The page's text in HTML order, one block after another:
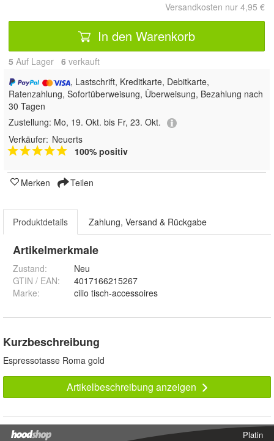
Versandkosten nur 4,95 €
In den Warenkorb
5 Auf Lager 6 verkauft
, Lastschrift, Kreditkarte, Debitkarte,
Ratenzahlung, Sofortüberweisung, Überweisung, Bezahlung nach
30 Tagen
Zustellung: Mo, 19. Okt. bis Fr, 23. Okt.
Verkäufer: Neuerts
100% positiv
Merken Teilen
Produktdetails Zahlung, Versand & Rückgabe
Artikelmerkmale
Zustand:
Neu
GTIN / EAN:
4017166215267
Marke:
cilio tisch-accessoires
Kurzbeschreibung
Espressotasse Roma gold
Artikelbeschreibung anzeigen
Platin